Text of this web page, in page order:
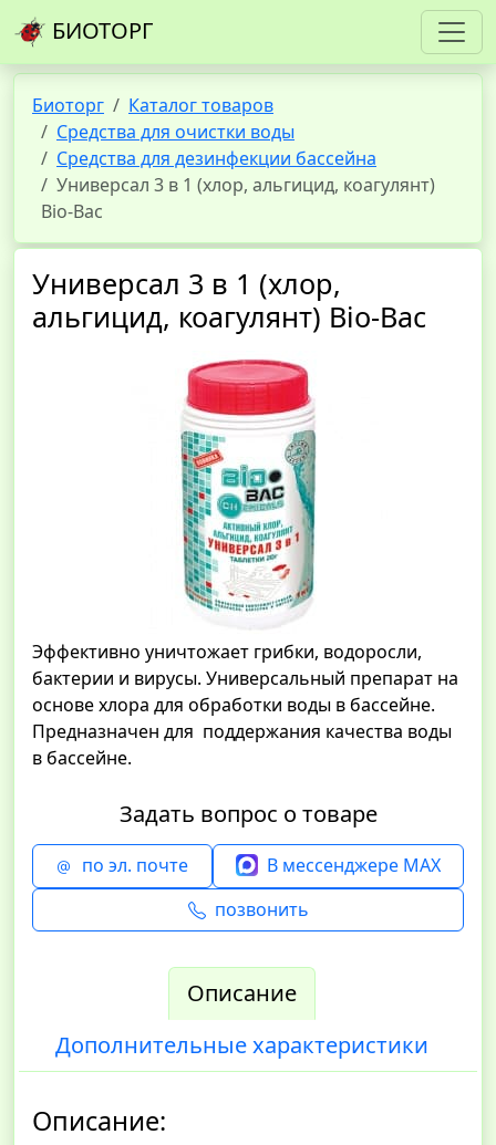
БИОТОРГ
Биоторг
Каталог товаров
Средства для очистки воды
Средства для дезинфекции бассейна
Универсал 3 в 1 (хлор, альгицид, коагулянт)
Bio-Bac
Универсал 3 в 1 (хлор,
альгицид, коагулянт) Bio-Bac
Эффективно уничтожает грибки, водоросли,
бактерии и вирусы. Универсальный препарат на
основе хлора для обработки воды в бассейне.
Предназначен для поддержания качества воды
в бассейне.
Задать вопрос о товаре
по эл. почте
В мессенджере MAX
позвонить
Описание
Дополнительные характеристики
Описание: